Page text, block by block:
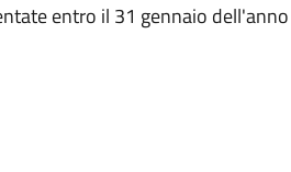
entro il 31 gennaio